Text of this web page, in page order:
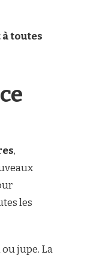
toutes
,
les
jupe. La